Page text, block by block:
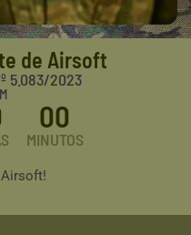
de Airsoft
5.083/2023
00
MINUTOS